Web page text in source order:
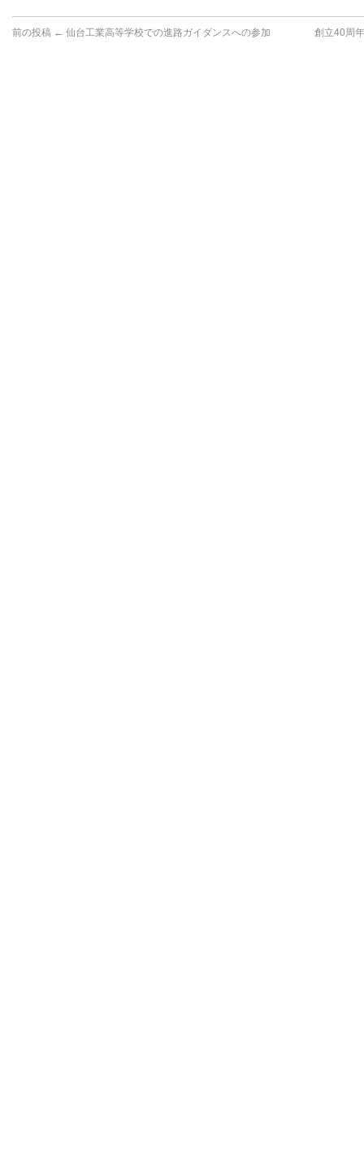
前の投稿 ← 仙台工業高等学校での進路ガイダンスへの参加 創立40周